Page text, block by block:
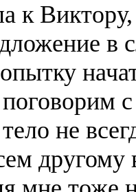
к Виктору,
в
не